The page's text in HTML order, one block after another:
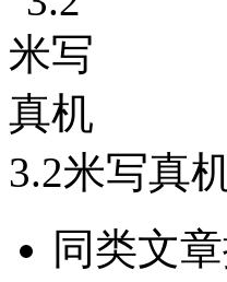
3.2米写真
同类文